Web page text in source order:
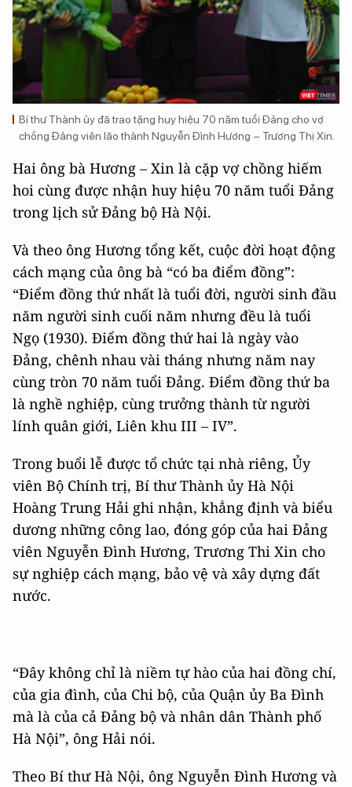
Bí thư Thành ủy đã trao tặng huy hiệu 70 năm tuổi Đảng cho vợ
chồng Đảng viên lão thành Nguyễn Đình Hương – Trương Thị Xin.
Hai ông bà Hương – Xin là cặp vợ chồng hiếm
hoi cùng được nhận huy hiệu 70 năm tuổi Đảng
trong lịch sử Đảng bộ Hà Nội.
Và theo ông Hương tổng kết, cuộc đời hoạt động
cách mạng của ông bà “có ba điểm đồng”:
“Điểm đồng thứ nhất là tuổi đời, người sinh đầu
năm người sinh cuối năm nhưng đều là tuổi
Ngọ (1930). Điểm đồng thứ hai là ngày vào
Đảng, chênh nhau vài tháng nhưng năm nay
cùng tròn 70 năm tuổi Đảng. Điểm đồng thứ ba
là nghề nghiệp, cùng trưởng thành từ người
lính quân giới, Liên khu III – IV”.
Trong buổi lễ được tổ chức tại nhà riêng, Ủy
viên Bộ Chính trị, Bí thư Thành ủy Hà Nội
Hoàng Trung Hải ghi nhận, khẳng định và biểu
dương những công lao, đóng góp của hai Đảng
viên Nguyễn Đình Hương, Trương Thi Xin cho
sự nghiệp cách mạng, bảo vệ và xây dựng đất
nước.
“Đây không chỉ là niềm tự hào của hai đồng chí,
của gia đình, của Chi bộ, của Quận ủy Ba Đình
mà là của cả Đảng bộ và nhân dân Thành phố
Hà Nội”, ông Hải nói.
Theo Bí thư Hà Nội, ông Nguyễn Đình Hương và